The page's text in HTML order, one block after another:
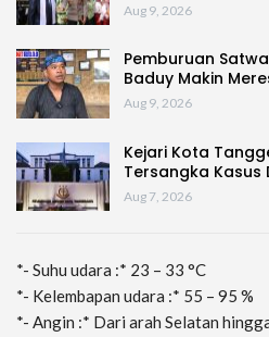
Aug 9, 2026
Pemburuan
Baduy Makin
Aug 9, 2026
Kejari Kota
Tersangka Kasus
Aug 7, 2026
*- Suhu udara :* 23 – 33 °C
*- Kelembapan udara :* 55 – 95 %
*- Angin :* Dari arah Selatan